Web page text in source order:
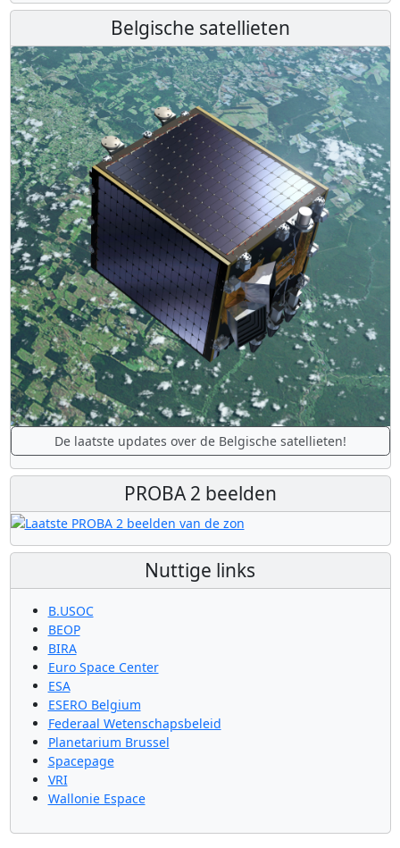
Belgische satellieten
De laatste updates over de Belgische satellieten!
PROBA 2 beelden
Nuttige links
B.USOC
BEOP
BIRA
Euro Space Center
ESA
ESERO Belgium
Federaal Wetenschapsbeleid
Planetarium Brussel
Spacepage
VRI
Wallonie Espace